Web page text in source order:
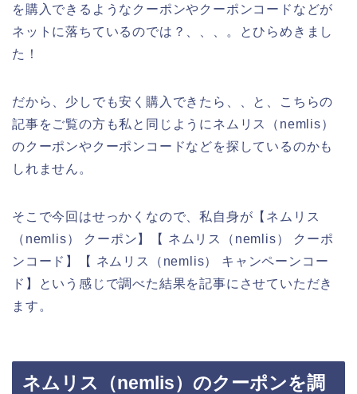
を購入できるようなクーポンやクーポンコードなどが
ネットに落ちているのでは？、、、。とひらめきまし
た！
だから、少しでも安く購入できたら、、と、こちらの
記事をご覧の方も私と同じようにネムリス（nemlis）
のクーポンやクーポンコードなどを探しているのかも
しれません。
そこで今回はせっかくなので、私自身が【ネムリス
（nemlis） クーポン】【 ネムリス（nemlis） クーポ
ンコード】【 ネムリス（nemlis） キャンペーンコー
ド】という感じで調べた結果を記事にさせていただき
ます。
ネムリス（nemlis）のクーポンを調